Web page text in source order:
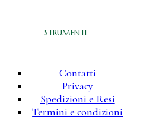
STRUMENTI
Contatti
Privacy
Spedizioni e Resi
Termini e condizioni